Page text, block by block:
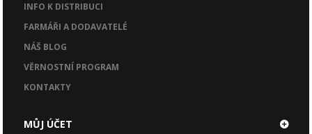
INFO K DISTRIBUCI
FARMÁŘI A DODAVATELÉ
NÁŠ BLOG
VĚRNOSTNÍ PROGRAM
KONTAKTY
MŮJ ÚČET